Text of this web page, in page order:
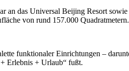
an das Universal Beijing Resort
von rund 157.000 Quadratmetern.
funktionaler Einrichtungen –
Erlebnis + Urlaub“ fußt.